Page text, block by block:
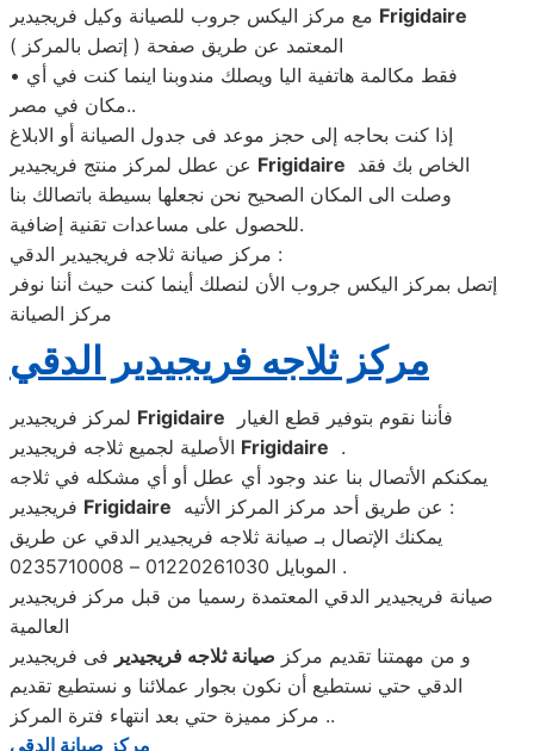
Frigidaire
المعتمد عن طريق صفحة ( إتصل بالمركز )
• فقط مكالمة هاتفية اليا ويصلك مندوبنا اينما كنت في أي
مكان في مصر..
إذا كنت بحاجه إلى حجز موعد فى جدول الصيانة أو الابلاغ
Frigidaire
وصلت الى المكان الصحيح نحن نجعلها بسيطة باتصالك بنا
للحصول على مساعدات تقنية إضافية.
مركز صيانة ثلاجه فريجيدير الدقي :
إتصل بمركز اليكس جروب الأن لنصلك أينما كنت حيث أننا نوفر
مركز الصيانة
مركز ثلاجه فريجيدير الدقي
Frigidaire
Frigidaire .
يمكنكم الأتصال بنا عند وجود أي عطل أو أي مشكله في ثلاجه
Frigidaire
عن طريق أحد مركز المركز الأتيه :
يمكنك الإتصال بـ صيانة ثلاجه فريجيدير الدقي عن طريق
الموبايل 01220261030 – 0235710008 .
صيانة فريجيدير الدقي المعتمدة رسميا من قبل مركز فريجيدير
العالمية
و من مهمتنا تقديم مركز صيانة ثلاجه فريجيدير فى فريجيدير
الدقي حتي نستطيع أن نكون بجوار عملائنا و نستطيع تقديم
مركز مميزة حتي بعد انتهاء فترة المركز ..
مركز صيانة الدقي